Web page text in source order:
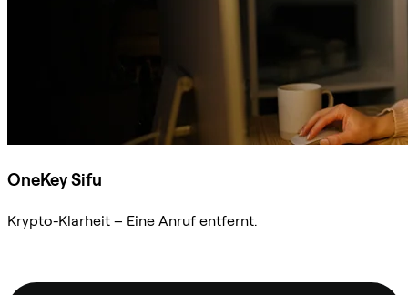
OneKey Sifu
Krypto-Klarheit – Eine Anruf entfernt.